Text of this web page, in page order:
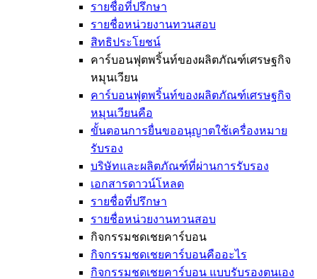
รายชื่อที่ปรึกษา
รายชื่อหน่วยงานทวนสอบ
สิทธิประโยชน์
คาร์บอนฟุตพริ้นท์ของผลิตภัณฑ์เศรษฐกิจ
หมุนเวียน
คาร์บอนฟุตพริ้นท์ของผลิตภัณฑ์เศรษฐกิจ
หมุนเวียนคือ
ขั้นตอนการยื่นขออนุญาตใช้เครื่องหมาย
รับรอง
บริษัทและผลิตภัณฑ์ที่ผ่านการรับรอง
เอกสารดาวน์โหลด
รายชื่อที่ปรึกษา
รายชื่อหน่วยงานทวนสอบ
กิจกรรมชดเชยคาร์บอน
กิจกรรมชดเชยคาร์บอนคืออะไร
กิจกรรมชดเชยคาร์บอน แบบรับรองตนเอง